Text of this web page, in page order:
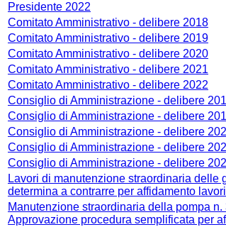
Presidente 2022
Comitato Amministrativo - delibere 2018
Comitato Amministrativo - delibere 2019
Comitato Amministrativo - delibere 2020
Comitato Amministrativo - delibere 2021
Comitato Amministrativo - delibere 2022
Consiglio di Amministrazione - delibere
Consiglio di Amministrazione - delibere
Consiglio di Amministrazione - delibere
Consiglio di Amministrazione - delibere
Consiglio di Amministrazione - delibere
Lavori di manutenzione straordinaria
determina a contrarre per affidamento
Manutenzione straordinaria della pompa
Approvazione procedura semplificata per